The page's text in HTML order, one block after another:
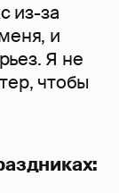
из-за
и
Я не
чтобы